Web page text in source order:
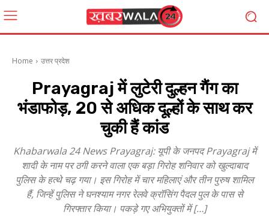
Home उत्तर प्रदेश
Prayagraj में लुटेरी दुल्हन गैंग का
भंडाफोड़, 20 से अधिक दूल्हों के साथ कर
चुकी हैं कांड
Khabarwala 24 News Prayagraj: यूपी के जनपद Prayagraj में
शादी के नाम पर ठगी करने वाला एक बड़ा गिरोह शनिवार को खुल्दाबाद
पुलिस के हत्थे चढ़ गया। इस गिरोह में चार महिलाएं और तीन पुरुष शामिल
हैं, जिन्हें पुलिस ने घनश्याम नगर रेलवे क्रॉसिंग पैदल पुल के पास से
गिरफ्तार किया। पकड़े गए अभियुक्तों में […]